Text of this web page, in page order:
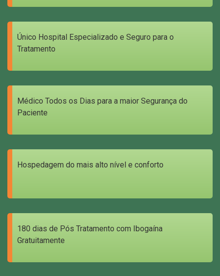
Único Hospital Especializado e Seguro para o
Tratamento
Médico Todos os Dias para a maior Segurança do
Paciente
Hospedagem do mais alto nível e conforto
180 dias de Pós Tratamento com Ibogaína
Gratuitamente